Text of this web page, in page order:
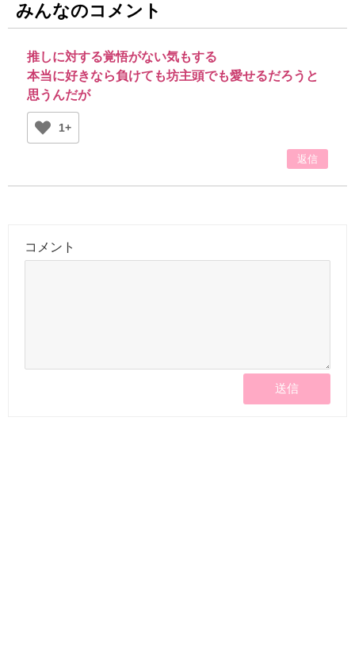
みんなのコメント
推しに対する覚悟がない気もする
本当に好きなら負けても坊主頭でも愛せるだろうと
思うんだが
1+
返信
コメント